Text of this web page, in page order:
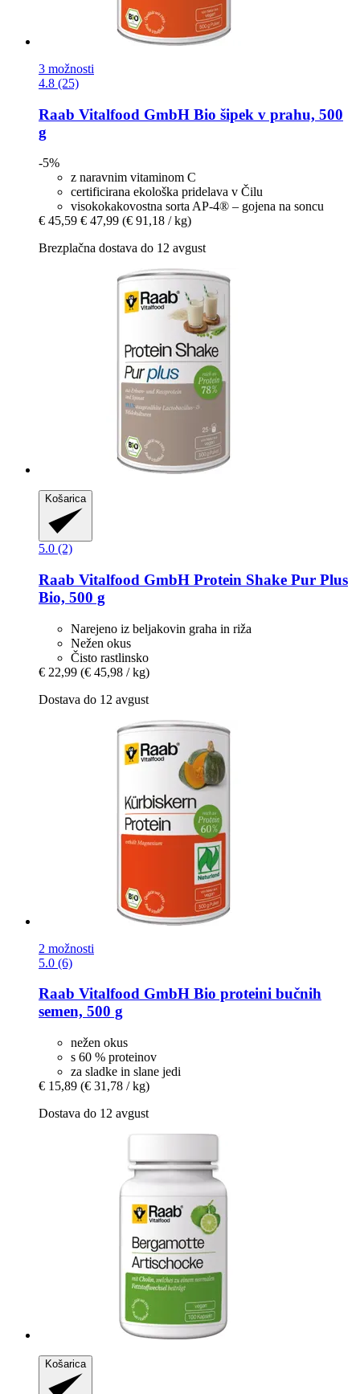
3 možnosti
4.8 (25)
Raab Vitalfood GmbH Bio šipek v prahu, 500
g
-5%
z naravnim vitaminom C
certificirana ekološka pridelava v Čilu
visokokakovostna sorta AP-4® – gojena na soncu
€ 45,59 € 47,99 (€ 91,18 / kg)
Brezplačna dostava do 12 avgust
Košarica
5.0 (2)
Raab Vitalfood GmbH Protein Shake Pur Plus
Bio, 500 g
Narejeno iz beljakovin graha in riža
Nežen okus
Čisto rastlinsko
€ 22,99 (€ 45,98 / kg)
Dostava do 12 avgust
2 možnosti
5.0 (6)
Raab Vitalfood GmbH Bio proteini bučnih
semen, 500 g
nežen okus
s 60 % proteinov
za sladke in slane jedi
€ 15,89 (€ 31,78 / kg)
Dostava do 12 avgust
Košarica